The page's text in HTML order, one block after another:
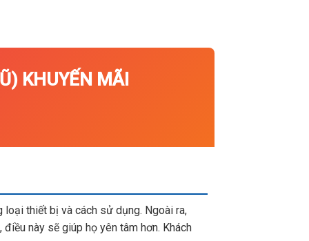
KHUYẾN MÃI
thiết bị và cách sử dụng. Ngoài ra,
này sẽ giúp họ yên tâm hơn. Khách